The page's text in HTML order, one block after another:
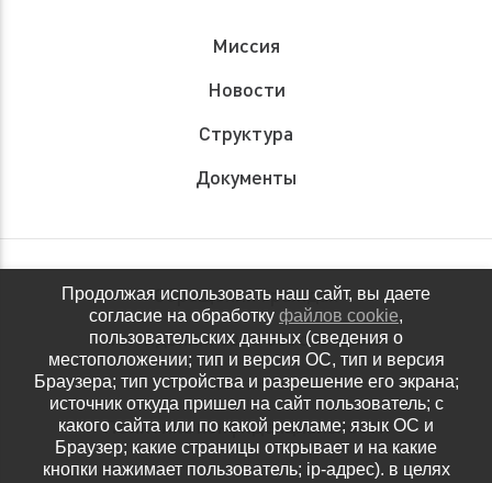
Миссия
Новости
Структура
Документы
Обращения граждан
Антидопинговое обеспечение
Контакты
Политика конфиденциальности
Продолжая использовать наш сайт, вы даете
согласие на обработку файлов cookie,
пользовательских данных (сведения о
местоположении; тип и версия ОС, тип и версия
Браузера; тип устройства и разрешение его экрана;
источник откуда пришел на сайт пользователь; с
какого сайта или по какой рекламе; язык ОС и
Браузер; какие страницы открывает и на какие
кнопки нажимает пользователь; ip-адрес). в целях